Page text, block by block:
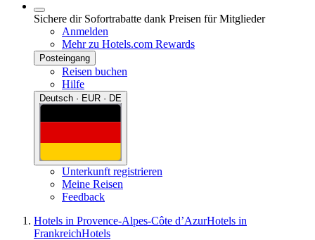
Sichere dir Sofortrabatte dank Preisen für Mitglieder
Anmelden
Mehr zu Hotels.com Rewards
Posteingang
Reisen buchen
Hilfe
Deutsch · EUR · DE
Unterkunft registrieren
Meine Reisen
Feedback
Hotels in Provence-Alpes-Côte d’AzurHotels in
FrankreichHotels